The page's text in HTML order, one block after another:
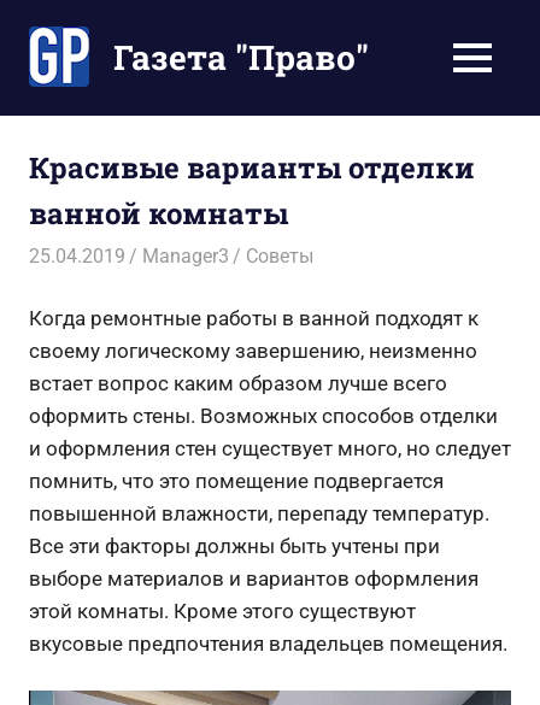
содержимомуГазета "Право"
экономят
Ваше
время
МЕНЮ
Красивые варианты отделки
ванной комнаты
25.04.2019 Manager3 Советы
Когда ремонтные работы в ванной подходят к
своему логическому завершению, неизменно
встает вопрос каким образом лучше всего
оформить стены. Возможных способов отделки
и оформления стен существует много, но следует
помнить, что это помещение подвергается
повышенной влажности, перепаду температур.
Все эти факторы должны быть учтены при
выборе материалов и вариантов оформления
этой комнаты. Кроме этого существуют
вкусовые предпочтения владельцев помещения.